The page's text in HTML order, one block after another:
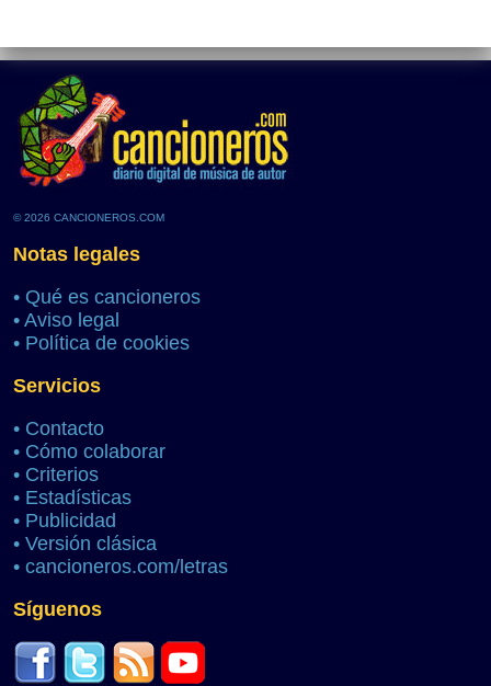
© 2026 CANCIONEROS.COM
Notas legales
• Qué es cancioneros
• Aviso legal
• Política de cookies
Servicios
• Contacto
• Cómo colaborar
• Criterios
• Estadísticas
• Publicidad
• Versión clásica
• cancioneros.com/letras
Síguenos